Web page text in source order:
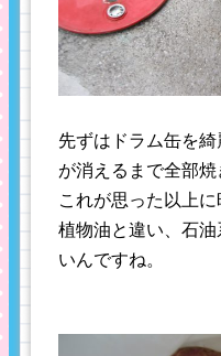
先ずはドラム缶を
が消えるまで全部焼
これが思った以上
植物油と違い、石
いんですね。